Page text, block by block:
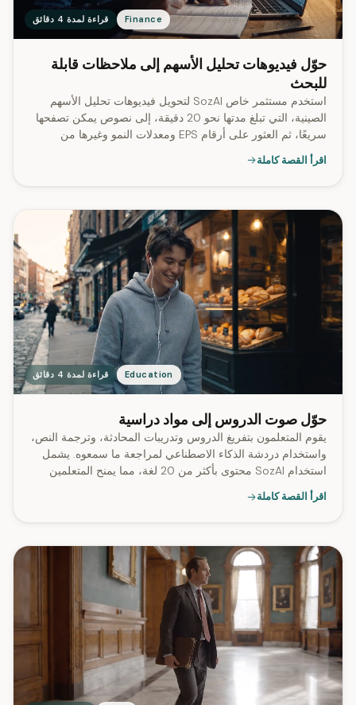
Finance قراءة لمدة 4 دقائق
حوّل فيديوهات تحليل الأسهم إلى ملاحظات قابلة
للبحث
استخدم مستثمر خاص SozAI لتحويل فيديوهات تحليل الأسهم
الصينية، التي تبلغ مدتها نحو 20 دقيقة، إلى نصوص يمكن تصفحها
سريعًا، ثم العثور على أرقام EPS ومعدلات النمو وغيرها من
التفاصيل دون إعادة المشاهدة.
اقرأ القصة كاملة
Education قراءة لمدة 4 دقائق
حوّل صوت الدروس إلى مواد دراسية
يقوم المتعلمون بتفريغ الدروس وتدريبات المحادثة، وترجمة النص،
واستخدام دردشة الذكاء الاصطناعي لمراجعة ما سمعوه. يشمل
استخدام SozAI محتوى بأكثر من 20 لغة، مما يمنح المتعلمين
طريقة عملية لدراسة المواد المنطوقة كنص مكتوب.
اقرأ القصة كاملة